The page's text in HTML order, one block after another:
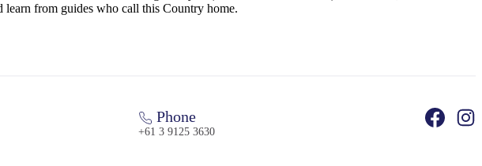
learn from guides who call this Country home.
Phone
+61 3 9125 3630